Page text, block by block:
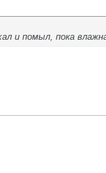
и помыл, пока